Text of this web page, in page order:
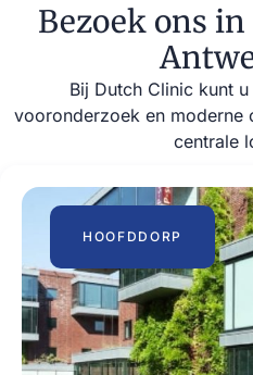
Bezoek ons
Bij Dutch Clinic kunt
vooronderzoek en moderne
centrale
HOOFDDORP